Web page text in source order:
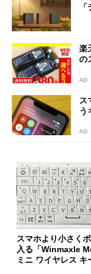
楽
の
AD
ス
う
AD
スマホより小さく
入る「Winmaxle
ミニ ワイヤレス キ